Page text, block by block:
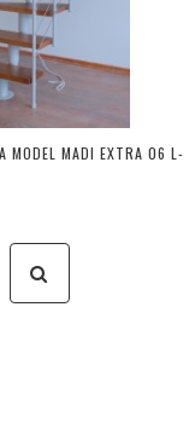
MODEL MADI EXTRA 06 L-